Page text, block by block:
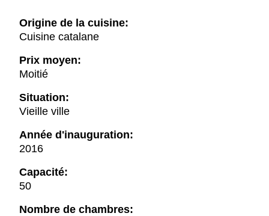
Origine de la cuisine:
Cuisine catalane
Prix moyen:
Moitié
Situation:
Vieille ville
Année d'inauguration:
2016
Capacité:
50
Nombre de chambres: